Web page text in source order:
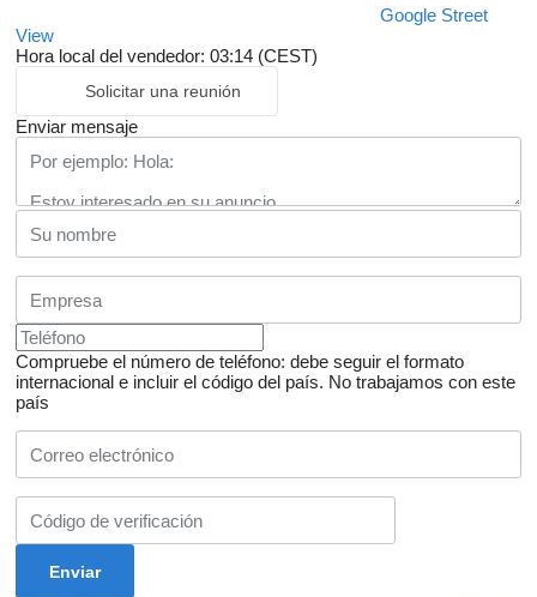
Google Street
View
Hora local del vendedor: 03:14 (CEST)
Solicitar una reunión
Enviar mensaje
Compruebe el número de teléfono: debe seguir el formato
internacional e incluir el código del país. No trabajamos con este
país